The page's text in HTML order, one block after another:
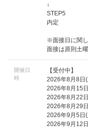
↓
STEP5
内定
※面接日に関
面接は原則土
開催日
時
【受付中】
2026年8月8日
2026年8月15
2026年8月22
2026年8月29
2026年9月5日
2026年9月12